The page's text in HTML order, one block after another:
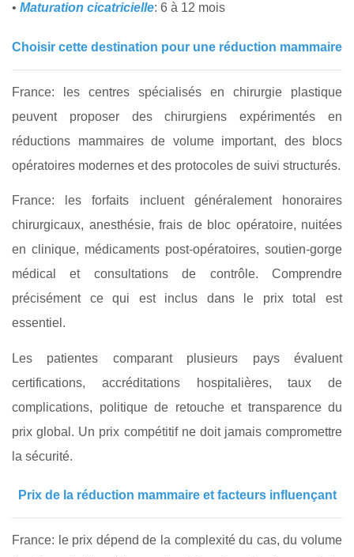
• Maturation cicatricielle: 6 à 12 mois
Choisir cette destination pour une réduction mammaire
France: les centres spécialisés en chirurgie plastique
peuvent proposer des chirurgiens expérimentés en
réductions mammaires de volume important, des blocs
opératoires modernes et des protocoles de suivi structurés.
France: les forfaits incluent généralement honoraires
chirurgicaux, anesthésie, frais de bloc opératoire, nuitées
en clinique, médicaments post-opératoires, soutien-gorge
médical et consultations de contrôle. Comprendre
précisément ce qui est inclus dans le prix total est
essentiel.
Les patientes comparant plusieurs pays évaluent
certifications, accréditations hospitalières, taux de
complications, politique de retouche et transparence du
prix global. Un prix compétitif ne doit jamais compromettre
la sécurité.
Prix de la réduction mammaire et facteurs influençant
France: le prix dépend de la complexité du cas, du volume